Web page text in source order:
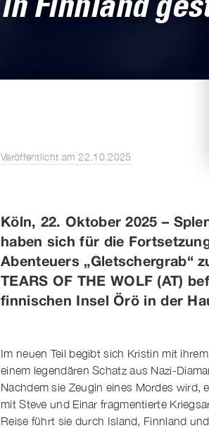
in Finnland
Veröffentlicht am 22.10.2025
Köln, 22. Oktober 2025 –
haben sich für die
Abenteuers „Gletschergrab“
TEARS OF THE WOLF (AT)
finnischen Insel Örö in der
Im neuen Teil begibt sich Kristin mit
einem legendären Schatz aus Nazi-
Nachdem sie Zeugin eines Mordes
mit Steve und Einar fragmentierte
Reise führt sie durch Island, Finnland